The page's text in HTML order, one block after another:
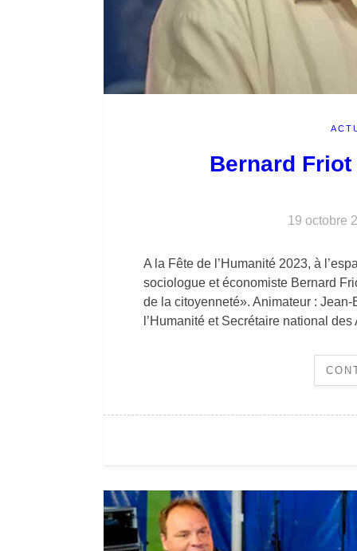
Bernard Friot
19 octobre
A la Fête de l’Humanité 2023, à
sociologue et économiste Bernard
de la citoyenneté». Animateur :
l’Humanité et Secrétaire national des